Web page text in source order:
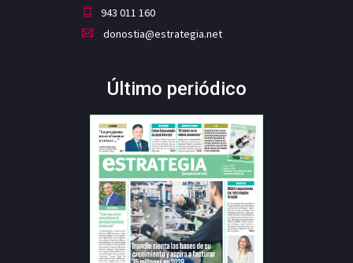
943 011 160
donostia@estrategia.net
Último periódico